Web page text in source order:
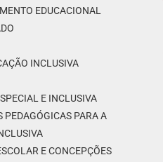
EDUCACIONAL
INCLUSIVA
E INCLUSIVA
PEDAGÓGICAS PARA A
E CONCEPÇÕES